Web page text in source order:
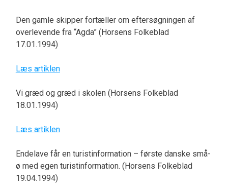
Den gamle skipper fortæller om eftersøgningen af
overlevende fra “Agda” (Horsens Folkeblad
17.01.1994)
Læs artiklen
Vi græd og græd i skolen (Horsens Folkeblad
18.01.1994)
Læs artiklen
Endelave får en turistinformation – første danske små-
ø med egen turistinformation. (Horsens Folkeblad
19.04.1994)